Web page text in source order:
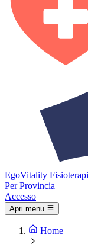
EgoVitality
Per Provincia
Accesso
Apri menu
Home